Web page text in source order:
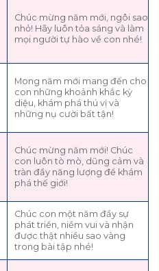
Chúc mừng năm mới, ngôi sao
nhỏ! Hãy luôn tỏa sáng và làm
mọi người tự hào về con nhé!
Mong năm mới mang đến cho
con những khoảnh khắc kỳ
diệu, khám phá thú vị và
những nụ cười bất tận!
Chúc mừng năm mới! Chúc
con luôn tò mò, dũng cảm và
tràn đầy năng lượng để khám
phá thế giới!
Chúc con một năm đầy sự
phát triển, niềm vui và nhận
được thật nhiều sao vàng
trong bài tập nhé!